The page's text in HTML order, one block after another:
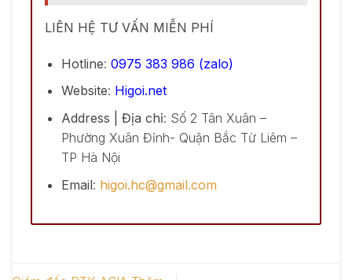
LIÊN HỆ TƯ VẤN MIỄN PHÍ
Hotline: 0975 383 986 (zalo)
Website: Higoi.net
Address | Địa chỉ: Số 2 Tân Xuân –
Phường Xuân Đỉnh- Quận Bắc Từ Liêm –
TP Hà Nội
Email: higoi.hc@gmail.com